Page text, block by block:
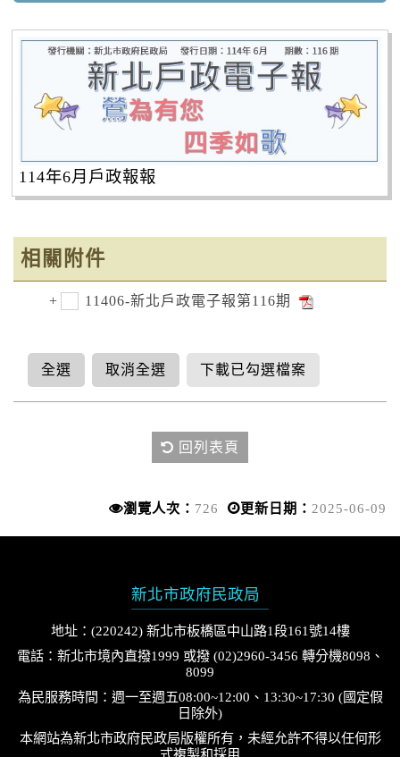
114年6月戶政報報
相關附件
11406-新北戶政電子報第116期
全選 取消全選 下載已勾選檔案
回列表頁
瀏覽人次： 726 更新日期： 2025-06-09
新北市政府民政局
地址：(220242) 新北市板橋區中山路1段161號14樓
電話：新北市境內直撥1999 或撥 (02)2960-3456 轉分機8098、
8099
為民服務時間：週一至週五08:00~12:00、13:30~17:30 (國定假
日除外)
本網站為新北市政府民政局版權所有，未經允許不得以任何形
式複製和採用